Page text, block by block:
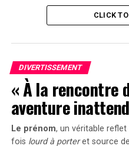
Détails de
Économique
Championsne sera pas un
30 dollars lors de sa sortie
toutes les consoles, bien
abonnés payants de PS
développeurs ont
de microtransactions. Il est
CLICK
DIVERTISSEMENT
« À la rencontre
aventure
Le prénom, un véritable
fois lourd à porteret source de